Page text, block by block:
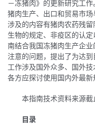
－冻猪肉》的更新研究工
猪肉生产、出口和贸易市
涉及的内容有猪肉农药残
生物的规定、非疫区的认
南结合我国冻猪肉生产企
注意的问题，提出了为达
工作涉及国外众多、国外
各方应探讨使用国内外最新
本指南技术资料来源截
目录